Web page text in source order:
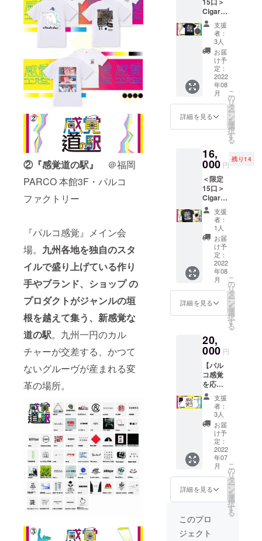
②『感覚道の駅』
＠福岡
PARCO 本館3F・パルコ
ファクトリー
『パルコ感覚』メイン会
場。 九州各地を独自のスタ
イルで盛り上げている作り
手やブランド、ショップ の
プロダクトがジャンルの垣
根を越えて集う、新感覚な
道の駅。九州一円のカル
チャーが交差する、かつて
ないグルーヴが産まれる変
革の場所。
イヤリ
ングの
サイ
ズ：(柄)
タテ約
1~2cm
×ヨコ約
1cm。1
点物に
つきサ
イズ変
ざいま
す。 ※
ングの
素材：
(柄)アク
リル・
ステン
レス ※
価格は
税込
み・送
料込み
となり
ます。
※画像は
イメー
ジで
22 24
脇仕様
丸胴仕
様 ※画
像と少
し色味
が異な
る場合
がござ
いま
す。ご
ださ
い。 ※
み・送
料込み
となり
ます。
※画像は
イメー
ジで
す。
丸胴仕
様 ※画
像と少
し色味
が異な
る場合
がござ
いま
す。ご
了承く
ださ
い。 ※
価格は
となり
ます。
※画像は
イメー
ジで
す。
レー
ションT
シャツ
が登
場！
2019
年、地
元・福
岡での
初個展
を機
に、強
く、可
性のイ
ラスト
レー
ション
が話題
を集め
てお
り、多
くの
ファッ
ション
ブラン
ド、広
告ビ
ジュア
ル、MV
デザイ
ティブ
を手掛
ける人
気イラ
スト
レー
ター！
本イベ
ントの
ための
描き下
ろしイ
ラスト
に注
目！本
ト限定T
シャツ
※サイズ
をM・
L・XL
Cigaret
te-
burns
（シガ
レット
バーン
ズ）
ART ペ
イントT
シャツ
（描き
下ろ
し） 福
岡を拠
家、デ
ザイ
ナー、
イラス
トレー
ター、
ペイン
ター と
多彩に
活動を
する
MARU
。彼が
行い創
作活動
名
「Cigar
レット
バーン
ズ）」
より
アート
ペイン
トTシャ
ツが登
場！ T
シャツ1
枚毎に
MARU
がペイ
ントを
施す豪
華な商
品で
会にぜ
商品1点
支援
者：
3人
お届
け予
定：
2022
年08
月
詳細を見る
こ
の
リ
タ
ー
ン
を
選
択
す
る
16,
000 円
残り14
＜限定
15口＞
Cigaret
te-
burns
（シガ
レット
バーン
ズ）
ARTペ
イント
フー
ディー
（描き
下ろ
し） 福
点に画
家、デ
ザイ
ナー、
イラス
トレー
ター、
ペイン
ター と
多彩に
活動を
する
MARU
。彼が
行い創
作活動
名
burns
（シガ
レット
支援
者：
1人
お届
け予
定：
2022
年08
月
詳細を見る
こ
の
リ
タ
ー
ン
を
選
択
す
る
20,
000 円
【パル
コ感覚
を応援
リター
ンB】
パルコ
感覚は
九州の
アー
ト・エ
ンタテ
インメ
ントを
盛り上
げるべ
く立ち
上がっ
た九州
最大級
支援
者：
3人
お届
け予
定：
2022
年07
月
詳細を見る
こ
の
リ
タ
ー
ン
を
選
択
す
る
このプロ
ジェクト